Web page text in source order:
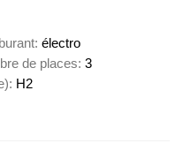
électro
de places 3
H2